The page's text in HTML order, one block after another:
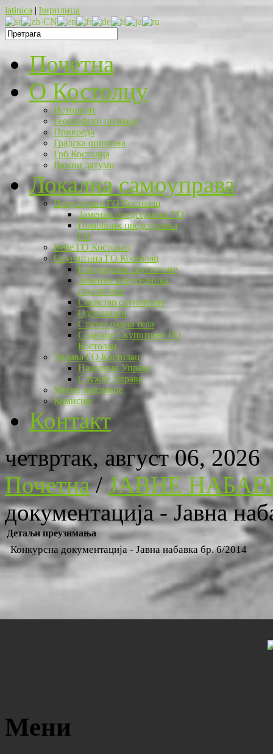
latinica | ћирилица
Почетна
O Костолцу
Историјат
Географски положај
Привреда
Градска општина
Грб Костолца
Важни датуми
Локална самоуправа
Председник ГО Костолац
Заменик председника ГО
Помоћник председника
ГО
Веће ГО Костолац
Скупштина ГО Костолац
Председник скупштине
Заменик председника
скупштине
Секретар скупштине
Одборници
Стална радна тела
Седнице Скупштине ГО
Костолац
Управа ГО Костолац
Начелник Управе
Службе Управе
Месне заједнице
Комисије
Контакт
четвртак, август 06, 2026
Почетна/ЈАВНЕ
документација - Јавна
Детаљи преузимања
Конкурсна документација - Јавна набавка бр. 6/2014
Мени